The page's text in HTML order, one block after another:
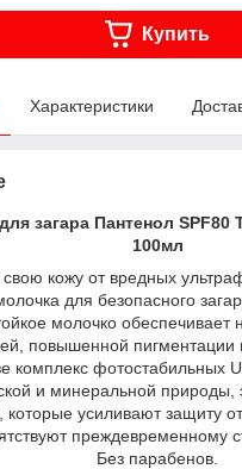
Купить
Характеристики
загара Пантенол SPF80
100мл
кожу от вредных
для безопасного
молочко обеспечивает
повышенной пигментации
комплекс фотостабильных
и минеральной природы,
которые усиливают защиту
преждевременному
Без парабенов.